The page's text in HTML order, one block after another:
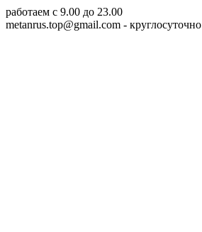
работаем c 9.00 до 23.00
metanrus.top@gmail.com - круглосуточно